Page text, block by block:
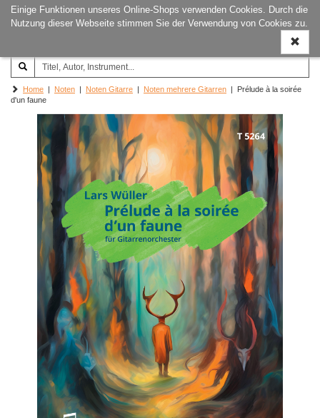
Einige Funktionen unseres Online-Shops verwenden Cookies. Durch die
Nutzung dieser Webseite stimmen Sie der Verwendung von Cookies zu.
ein-/
Joachim‐Trekel‐Musikverlag,
Hamburg
Home | Noten | Noten Gitarre | Noten mehrere Gitarren | Prélude à la soirée
d'un faune